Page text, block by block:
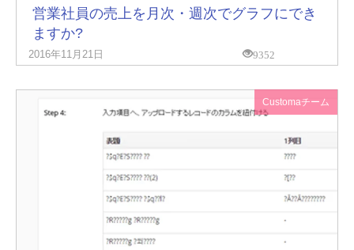
営業社員の売上を月次・週次でグラフにでき
ますか?
2016年11月21日 9352
Customaチーム